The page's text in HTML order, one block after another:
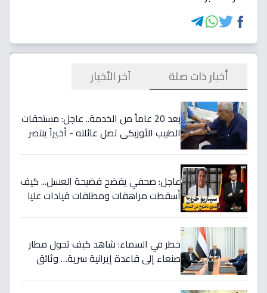
أخبار ذات صلة آخر الأخبار
بعد 20 عاماً من الخدمة.. عاجل: مستحقات
الطبيب الأوزبكي تصل عائلته - أخيراً ينتصر
عاجل: صحفي يفضح فضيحة العسل... كيف
أسقطت مراهقات ومطلقات قيادات عليا
خطر في السماء: شاهد كيف تحول مطار
صنعاء إلى قاعدة إيرانية سرية… وثائق